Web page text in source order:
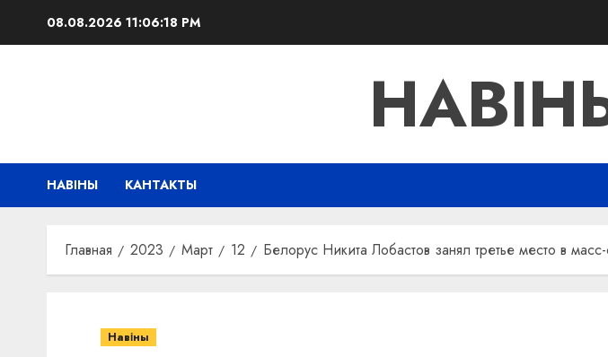
08.08.2026 11:06:18 PM
НАВІНЫ КАНТАКТЫ
Главная 2023 Март 12 Белорус Никита Лобастов занял третье место в
Навіны